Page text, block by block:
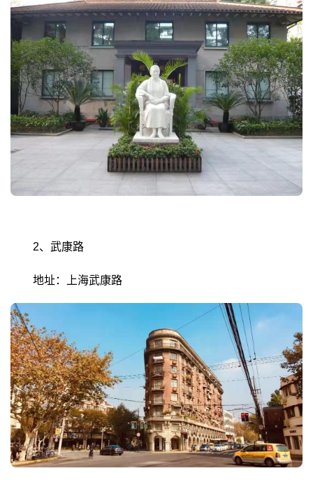
2、武康路
地址：上海武康路